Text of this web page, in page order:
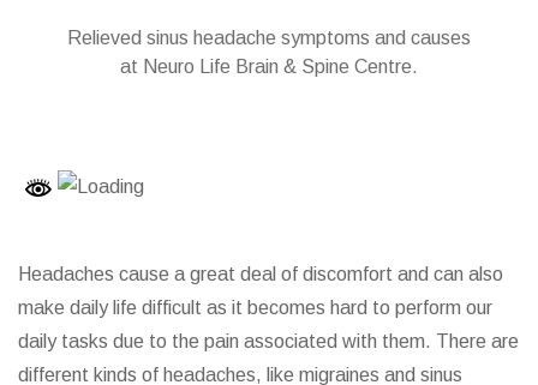
Relieved sinus headache symptoms and causes
at Neuro Life Brain & Spine Centre.
Headaches cause a great deal of discomfort and can also
make daily life difficult as it becomes hard to perform our
daily tasks due to the pain associated with them. There are
different kinds of headaches, like migraines and sinus